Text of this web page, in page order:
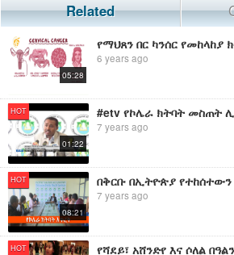
Related
05:28
6 years ago
HOT
01:22
#etv የኮሌራ ክትባት መስጠት
7 years ago
HOT
08:21
7 years ago
HOT